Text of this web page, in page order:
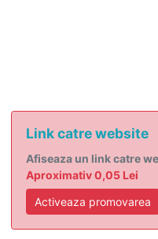
Link catre website
Afiseaza un link catre
Aproximativ 0,05 Lei
Activeaza promovarea